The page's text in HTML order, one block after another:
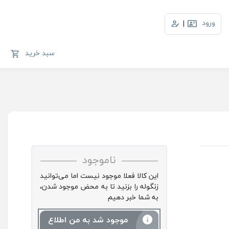
ورود |
سبد خرید
ناموجود
این کالا فعلا موجود نیست اما می‌توانید
زنگوله را بزنید تا به محض موجود شدن،
به شما خبر دهیم
موجود شد به من اطلاع